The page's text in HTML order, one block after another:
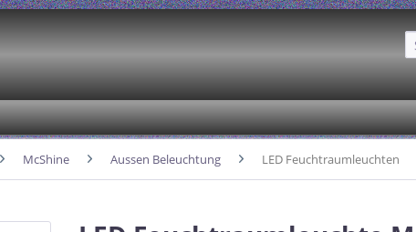
McShine Aussen Beleuchtung LED Feuchtraumleuchten